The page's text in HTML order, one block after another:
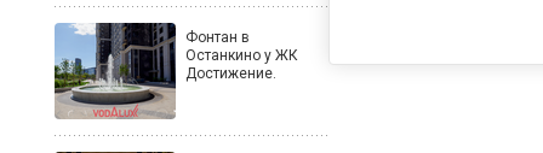
Фонтан в
Останкино у ЖК
Достижение.